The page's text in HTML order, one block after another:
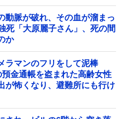
動脈が破れ、その血が溜まっ
「大原麗子さん」、死の間
か
ラマンのフリをして泥棒
金通帳を盗まれた高齢女性
怖くなり、避難所にも行け